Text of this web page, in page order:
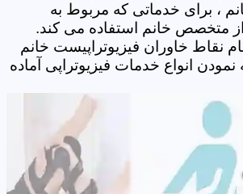
، برای خدماتی که مربوط به
متخصص خانم استفاده می کند.
نقاط خاوران فیزیوتراپیست خانم
نمودن انواع خدمات فیزیوتراپی آماده